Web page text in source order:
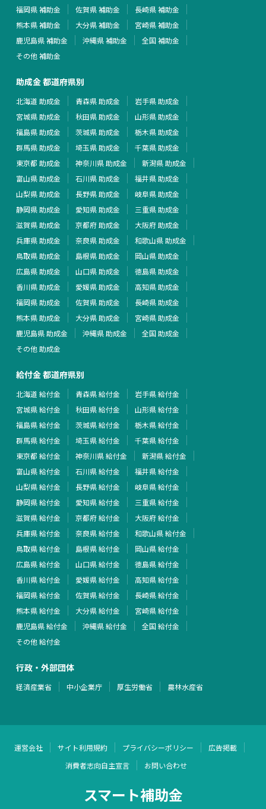
福岡県 補助金
佐賀県 補助金
長崎県 補助金
熊本県 補助金
大分県 補助金
宮崎県 補助金
鹿児島県 補助金
沖縄県 補助金
全国 補助金
その他 補助金
助成金 都道府県別
北海道 助成金 青森県 助成金
岩手県 助成金
宮城県 助成金
秋田県 助成金
山形県 助成金
福島県 助成金
茨城県 助成金
栃木県 助成金
群馬県 助成金
埼玉県 助成金
千葉県 助成金
東京都 助成金
神奈川県 助成金
新潟県 助成金
富山県 助成金
石川県 助成金
福井県 助成金
山梨県 助成金
長野県 助成金
岐阜県 助成金
静岡県 助成金
愛知県 助成金
三重県 助成金
滋賀県 助成金
京都府 助成金
大阪府 助成金
兵庫県 助成金
奈良県 助成金
和歌山県 助成金
鳥取県 助成金
島根県 助成金
岡山県 助成金
広島県 助成金
山口県 助成金
徳島県 助成金
香川県 助成金
愛媛県 助成金
高知県 助成金
福岡県 助成金
佐賀県 助成金
長崎県 助成金
熊本県 助成金
大分県 助成金
宮崎県 助成金
鹿児島県 助成金
沖縄県 助成金
全国 助成金
その他 助成金
給付金 都道府県別
北海道 給付金 青森県 給付金
岩手県 給付金
宮城県 給付金
秋田県 給付金
山形県 給付金
福島県 給付金
茨城県 給付金
栃木県 給付金
群馬県 給付金
埼玉県 給付金
千葉県 給付金
東京都 給付金
神奈川県 給付金
新潟県 給付金
富山県 給付金
石川県 給付金
福井県 給付金
山梨県 給付金
長野県 給付金
岐阜県 給付金
静岡県 給付金
愛知県 給付金
三重県 給付金
滋賀県 給付金
京都府 給付金
大阪府 給付金
兵庫県 給付金
奈良県 給付金
和歌山県 給付金
鳥取県 給付金
島根県 給付金
岡山県 給付金
広島県 給付金
山口県 給付金
徳島県 給付金
香川県 給付金
愛媛県 給付金
高知県 給付金
福岡県 給付金
佐賀県 給付金
長崎県 給付金
熊本県 給付金
大分県 給付金
宮崎県 給付金
鹿児島県 給付金
沖縄県 給付金
全国 給付金
その他 給付金
行政・外部団体
経済産業省 中小企業庁 厚生労働省 農林水産省
運営会社 サイト利用規約 プライバシーポリシー
広告掲載
消費者志向自主宣言
お問い合わせ
スマート補助金